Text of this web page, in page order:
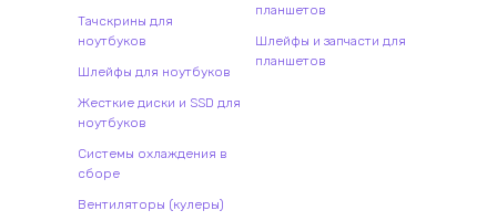
Тачскрины для
ноутбуков
Шлейфы для ноутбуков
Жесткие диски и SSD для
ноутбуков
Системы охлаждения в
сборе
Вентиляторы (кулеры)
планшетов
Шлейфы и запчасти для
планшетов